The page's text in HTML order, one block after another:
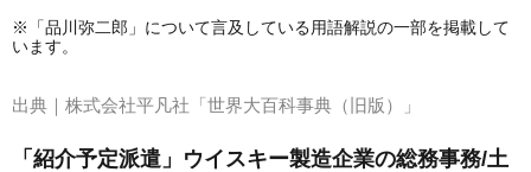
※「品川弥二郎」について言及している用語解説の一部を掲載して
います。
出典｜ 株式会社平凡社「世界大百科事典（旧版）」
「紹介予定派遣」ウイスキー製造企業の総務事務/土